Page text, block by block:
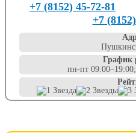
+7 (8152) 45-72-81
+7
График
пн-пт